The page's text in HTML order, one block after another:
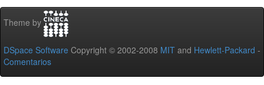
Theme by
DSpace Software Copyright © 2002-2008 MIT and Hewlett-Packard -
Comentarios